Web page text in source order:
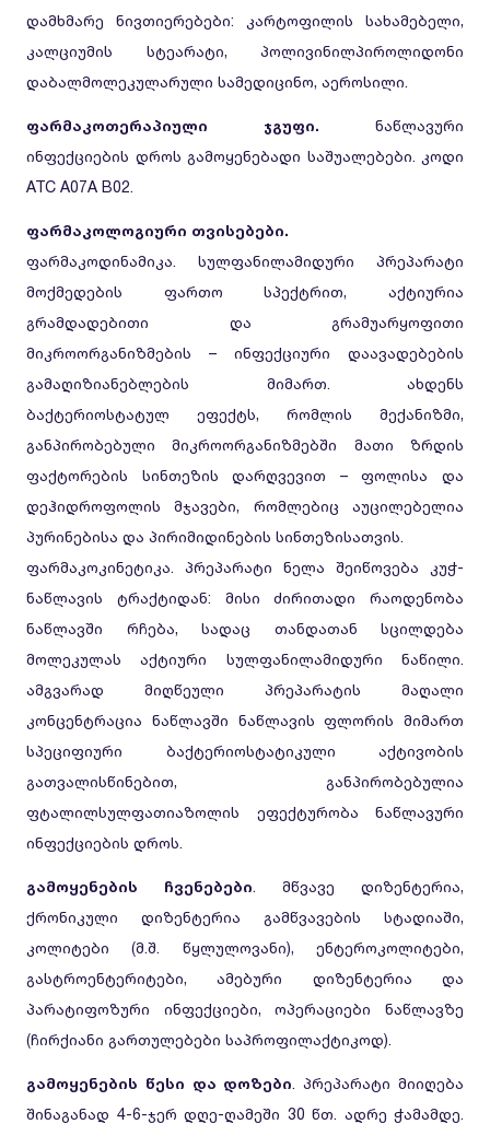
დამხმარე ნივთიერებები: კარტოფილის სახამებელი,
კალციუმის სტეარატი, პოლივინილპიროლიდონი
დაბალმოლეკულარული სამედიცინო, აეროსილი.
ფარმაკოთერაპიული ჯგუფი. ნაწლავური
ინფექციების დროს გამოყენებადი საშუალებები. კოდი
ATC A07A B02.
ფარმაკოლოგიური თვისებები.
ფარმაკოდინამიკა. სულფანილამიდური პრეპარატი
მოქმედების ფართო სპექტრით, აქტიურია
გრამდადებითი და გრამუარყოფითი
მიკროორგანიზმების – ინფექციური დაავადებების
გამაღიზიანებლების მიმართ. ახდენს
ბაქტერიოსტატულ ეფექტს, რომლის მექანიზმი,
განპირობებული მიკროორგანიზმებში მათი ზრდის
ფაქტორების სინთეზის დარღვევით – ფოლისა და
დეჰიდროფოლის მჯავები, რომლებიც აუცილებელია
პურინებისა და პირიმიდინების სინთეზისათვის.
ფარმაკოკინეტიკა. პრეპარატი ნელა შეიწოვება კუჭ-
ნაწლავის ტრაქტიდან: მისი ძირითადი რაოდენობა
ნაწლავში რჩება, სადაც თანდათან სცილდება
მოლეკულას აქტიური სულფანილამიდური ნაწილი.
ამგვარად მიღწეული პრეპარატის მაღალი
კონცენტრაცია ნაწლავში ნაწლავის ფლორის მიმართ
სპეციფიური ბაქტერიოსტატიკული აქტივობის
გათვალისწინებით, განპირობებულია
ფტალილსულფათიაზოლის ეფექტურობა ნაწლავური
ინფექციების დროს.
გამოყენების ჩვენებები. მწვავე დიზენტერია,
ქრონიკული დიზენტერია გამწვავების სტადიაში,
კოლიტები (მ.შ. წყლულოვანი), ენტეროკოლიტები,
გასტროენტერიტები, ამებური დიზენტერია და
პარატიფოზური ინფექციები, ოპერაციები ნაწლავზე
(ჩირქიანი გართულებები საპროფილაქტიკოდ).
გამოყენების წესი და დოზები. პრეპარატი მიიღება
შინაგანად 4-6-ჯერ დღე-ღამეში 30 წთ. ადრე ჭამამდე.